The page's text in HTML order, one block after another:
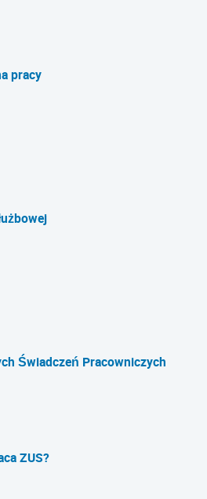
pracy
Świadczeń Pracowniczych
ZUS?